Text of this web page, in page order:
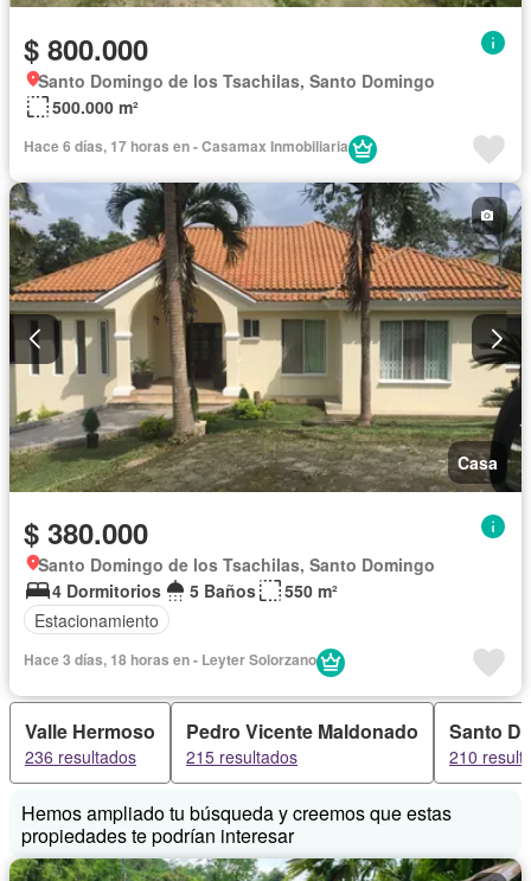
$ 800.000
Santo Domingo de los Tsachilas, Santo Domingo
500.000 m²
Hace 6 días, 17 horas en - Casamax Inmobiliaria
Casa
$ 380.000
Santo Domingo de los Tsachilas, Santo Domingo
4 Dormitorios
5 Baños
550 m²
Estacionamiento
Hace 3 días, 18 horas en - Leyter Solorzano
Valle Hermoso
236 resultados
Pedro Vicente Maldonado
215 resultados
Santo
210
Hemos ampliado tu búsqueda y creemos que estas
propiedades te podrían interesar